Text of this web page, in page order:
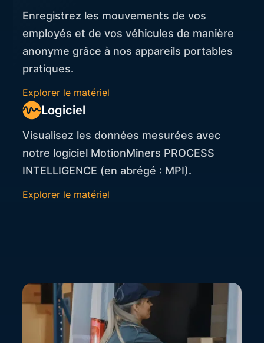
Enregistrez les mouvements de vos
employés et de vos véhicules de manière
anonyme grâce à nos appareils portables
pratiques.
Explorer le matériel
Logiciel
Visualisez les données mesurées avec
notre logiciel MotionMiners PROCESS
INTELLIGENCE (en abrégé : MPI).
Explorer le matériel